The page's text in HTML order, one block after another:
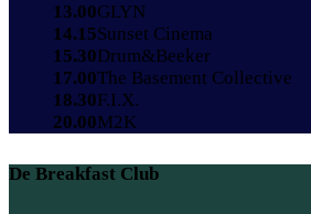
13.00GLYN
14.15Sunset Cinema
15.30Drum&Beeker
17.00The Basement Collective
18.30F.I.X.
20.00M2K
De Breakfast Club